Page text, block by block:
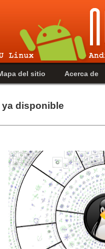
del sitio Acerca de
disponible